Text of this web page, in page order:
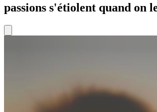
passions s'étiolent quand on